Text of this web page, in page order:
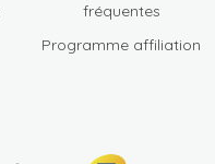
fréquentes
Programme affiliation